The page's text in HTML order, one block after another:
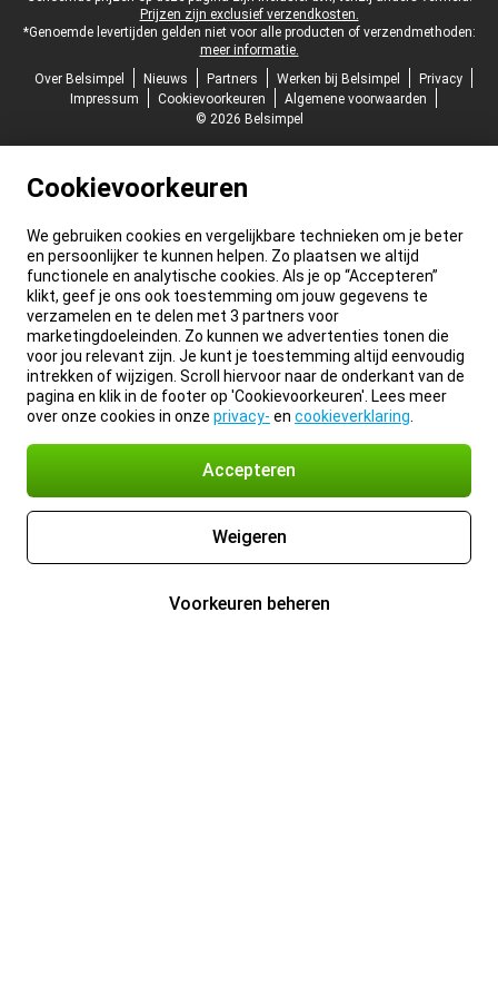
Prijzen zijn exclusief verzendkosten.
*Genoemde levertijden gelden niet voor alle producten of verzendmethoden:
meer informatie.
Over Belsimpel
Nieuws Partners Werken bij Belsimpel
Privacy
Impressum
Cookievoorkeuren
Algemene voorwaarden
© 2026 Belsimpel
Cookievoorkeuren
We gebruiken cookies en vergelijkbare technieken om je beter
en persoonlijker te kunnen helpen. Zo plaatsen we altijd
functionele en analytische cookies. Als je op “Accepteren”
klikt, geef je ons ook toestemming om jouw gegevens te
verzamelen en te delen met 3 partners voor
marketingdoeleinden. Zo kunnen we advertenties tonen die
voor jou relevant zijn. Je kunt je toestemming altijd eenvoudig
intrekken of wijzigen. Scroll hiervoor naar de onderkant van de
pagina en klik in de footer op 'Cookievoorkeuren'. Lees meer
over onze cookies in onze privacy- en cookieverklaring
Accepteren
Weigeren
Voorkeuren beheren